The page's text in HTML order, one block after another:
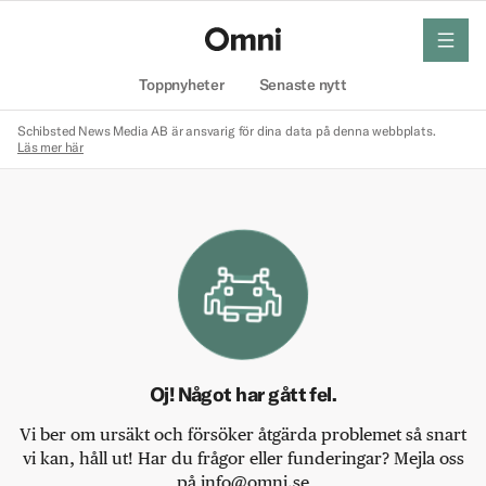
Toppnyheter Senaste nytt
meny
Schibsted News Media AB är ansvarig för dina data på denna webbplats.
Läs mer här
Oj! Något har gått fel.
Vi ber om ursäkt och försöker åtgärda problemet så snart
vi kan, håll ut! Har du frågor eller funderingar? Mejla oss